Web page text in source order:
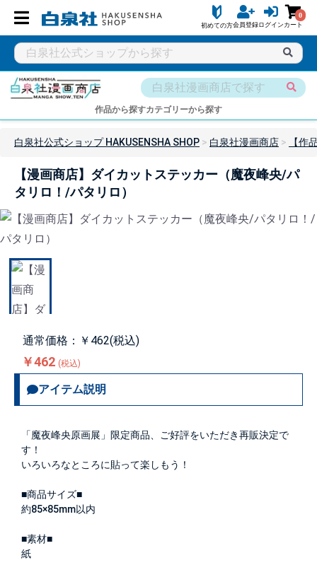
初めての方会員登録ログイン
0
カート
作品から探すカテゴリーから探す
白泉社公式ショップ HAKUSENSHA SHOP 白泉社漫画商店 【作
【漫画商店】ダイカットステッカー（魔夜峰央/パ
タリロ！/パタリロ）
通常価格：￥462(税込)
￥462 (税込)
アイテム説明
「魔夜峰央原画展」限定商品、ご好評をいただき再販決定で
す！
いろいろなところに貼って楽しもう！
■商品サイズ■
約85×85mm以内
■素材■
紙